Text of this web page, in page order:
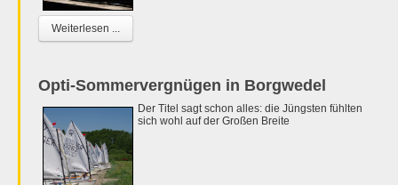
Weiterlesen ...
Opti-Sommervergnügen in Borgwedel
Der Titel sagt schon alles: die Jüngsten fühlten
sich wohl auf der Großen Breite